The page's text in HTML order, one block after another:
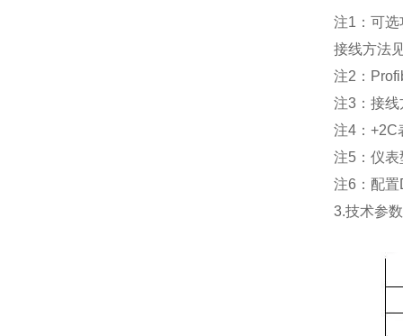
注1：可
接线方法
注2：
注3：接线
注4：+2C
注5：仪
注6：配置
3.技术参数